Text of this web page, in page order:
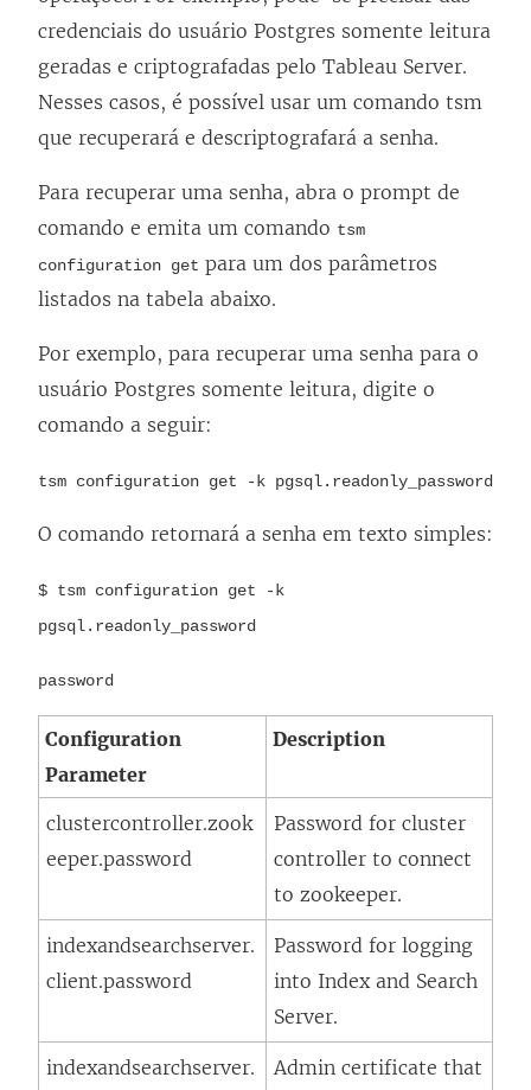
credenciais do usuário Postgres somente leitura
geradas e criptografadas pelo Tableau Server.
Nesses casos, é possível usar um comando tsm
que recuperará e descriptografará a senha.
Para recuperar uma senha, abra o prompt de
comando e emita um comando tsm
configuration get para um dos parâmetros
listados na tabela abaixo.
Por exemplo, para recuperar uma senha para o
usuário Postgres somente leitura, digite o
comando a seguir:
tsm configuration get -k pgsql.readonly_password
O comando retornará a senha em texto simples:
$ tsm configuration get -k
pgsql.readonly_password
password
Configuration
Parameter
Description
clustercontroller.zook
eeper.password
Password for cluster
controller to connect
to zookeeper.
indexandsearchserver.
client.password
Password for logging
into Index and Search
Server.
indexandsearchserver.
Admin certificate that